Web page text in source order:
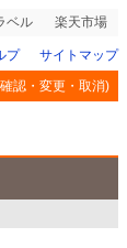
ベル 楽天市場
プ
サイトマップ
認・変更・取消)